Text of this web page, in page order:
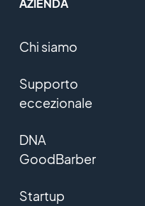
AZIENDA
Chi siamo
Supporto
eccezionale
DNA
GoodBarber
Startup